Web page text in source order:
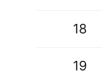
18
19